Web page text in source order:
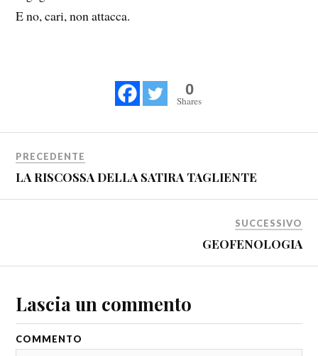
E no, cari, non attacca.
0
Shares
PRECEDENTE
LA RISCOSSA DELLA SATIRA TAGLIENTE
SUCCESSIVO
GEOFENOLOGIA
Lascia un commento
COMMENTO